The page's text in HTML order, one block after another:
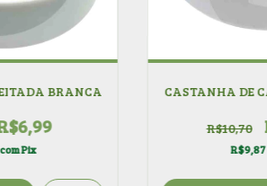
BRANCA
comPix
CASTANHA DE
R$10,70
R$9,87